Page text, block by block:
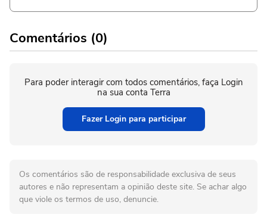
Comentários (0)
Para poder interagir com todos comentários, faça Login
na sua conta Terra
Fazer Login para participar
Os comentários são de responsabilidade exclusiva de seus
autores e não representam a opinião deste site. Se achar algo
que viole os termos de uso, denuncie.